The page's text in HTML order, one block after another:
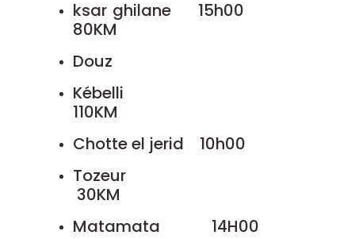
ksar ghilane 15h00
80KM
Douz
Kébelli
110KM
Chotte el jerid 10h00
Tozeur
30KM
Matamata 14H00